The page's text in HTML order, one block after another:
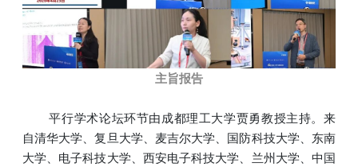
主旨报告
平行学术论坛环节由成都理工大学贾勇教授主持。来
自清华大学、复旦大学、麦吉尔大学、国防科技大学、东南
大学、电子科技大学、西安电子科技大学、兰州大学、中国